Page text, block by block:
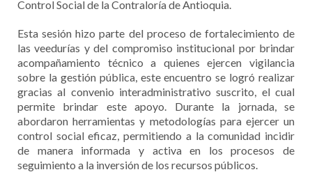
Control Social de la Contraloría de Antioquia.
Esta sesión hizo parte del proceso de fortalecimiento de
las veedurías y del compromiso institucional por brindar
acompañamiento técnico a quienes ejercen vigilancia
sobre la gestión pública, este encuentro se logró realizar
gracias al convenio interadministrativo suscrito, el cual
permite brindar este apoyo. Durante la jornada, se
abordaron herramientas y metodologías para ejercer un
control social eficaz, permitiendo a la comunidad incidir
de manera informada y activa en los procesos de
seguimiento a la inversión de los recursos públicos.